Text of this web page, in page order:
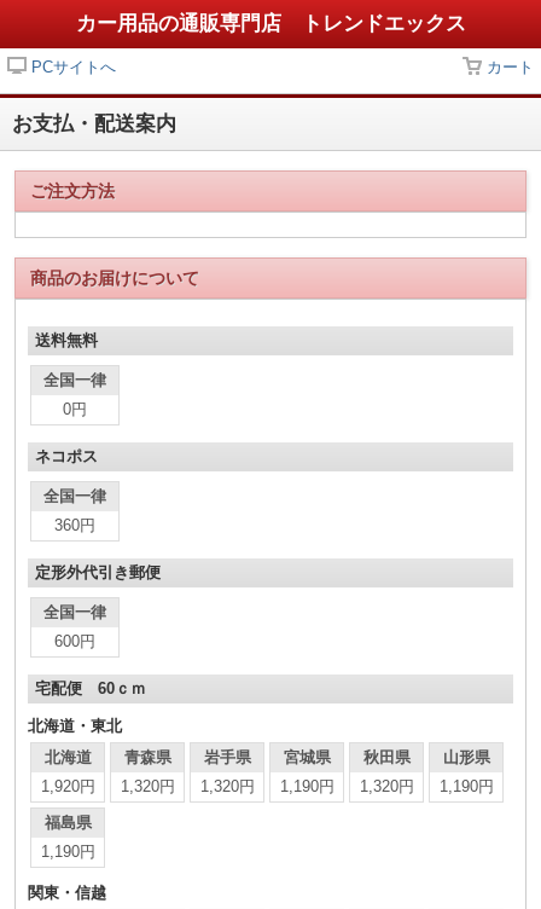
カー用品の通販専門店 トレンドエックス
PCサイトへ カート
お支払・配送案内
ご注文方法
商品のお届けについて
送料無料
全国一律
0円
ネコポス
全国一律
360円
定形外代引き郵便
全国一律
600円
宅配便 60ｃｍ
北海道・東北
北海道
1,920円
青森県
1,320円
岩手県
1,320円
宮城県
1,190円
秋田県
1,320円
山形県
1,190円
福島県
1,190円
関東・信越